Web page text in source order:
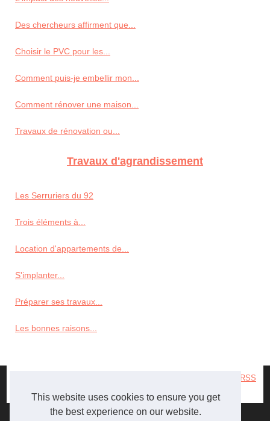
This website uses cookies to ensure you get
the best experience on our website.
Des chercheurs affirment que...
Choisir le PVC pour les...
Comment puis-je embellir mon...
Comment rénover une maison...
Travaux de rénovation ou...
Travaux d'agrandissement
Les Serruriers du 92
Trois éléments à...
Location d'appartements de...
S'implanter...
Préparer ses travaux...
Les bonnes raisons...
RSS